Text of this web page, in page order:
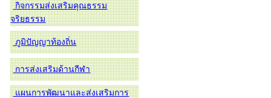
กิจกรรมส่งเสริมคุณธรรม
จริยธรรม
ภูมิปัญญาท้องถิ่น
การส่งเสริมด้านกีฬา
แผนการพัฒนาและส่งเสริมการ